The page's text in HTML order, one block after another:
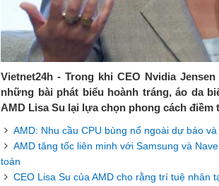
Vietnet24h - Trong khi CEO Nvidia
những bài phát biểu hoành tráng, áo da
AMD Lisa Su lại lựa chọn phong cách
AMD: Nhu cầu CPU bùng nổ ngoài dự báo
AMD tăng tốc liên minh với Samsung và
toán
CEO Lisa Su của AMD cho rằng trí tuệ nhân